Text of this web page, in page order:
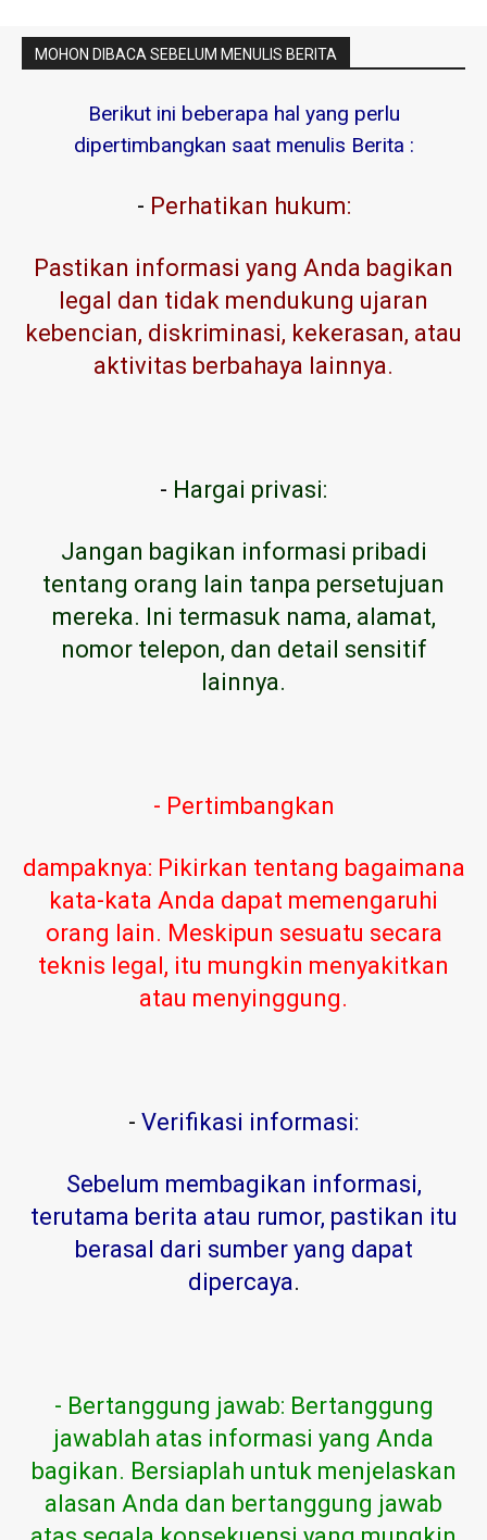
MOHON DIBACA SEBELUM MENULIS BERITA
Berikut ini beberapa hal yang perlu
dipertimbangkan saat menulis Berita :
- Perhatikan hukum:
Pastikan informasi yang Anda bagikan
legal dan tidak mendukung ujaran
kebencian, diskriminasi, kekerasan, atau
aktivitas berbahaya lainnya.
- Hargai privasi:
Jangan bagikan informasi pribadi
tentang orang lain tanpa persetujuan
mereka. Ini termasuk nama, alamat,
nomor telepon, dan detail sensitif
lainnya.
- Pertimbangkan
dampaknya: Pikirkan tentang bagaimana
kata-kata Anda dapat memengaruhi
orang lain. Meskipun sesuatu secara
teknis legal, itu mungkin menyakitkan
atau menyinggung.
- Verifikasi informasi:
Sebelum membagikan informasi,
terutama berita atau rumor, pastikan itu
berasal dari sumber yang dapat
dipercaya.
- Bertanggung jawab: Bertanggung
jawablah atas informasi yang Anda
bagikan. Bersiaplah untuk menjelaskan
alasan Anda dan bertanggung jawab